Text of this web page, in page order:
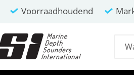
Voorraadhoudend